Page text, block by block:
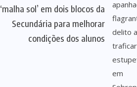
‘malha sol’ em dois blocos da
Secundária para melhorar
condições dos alunos